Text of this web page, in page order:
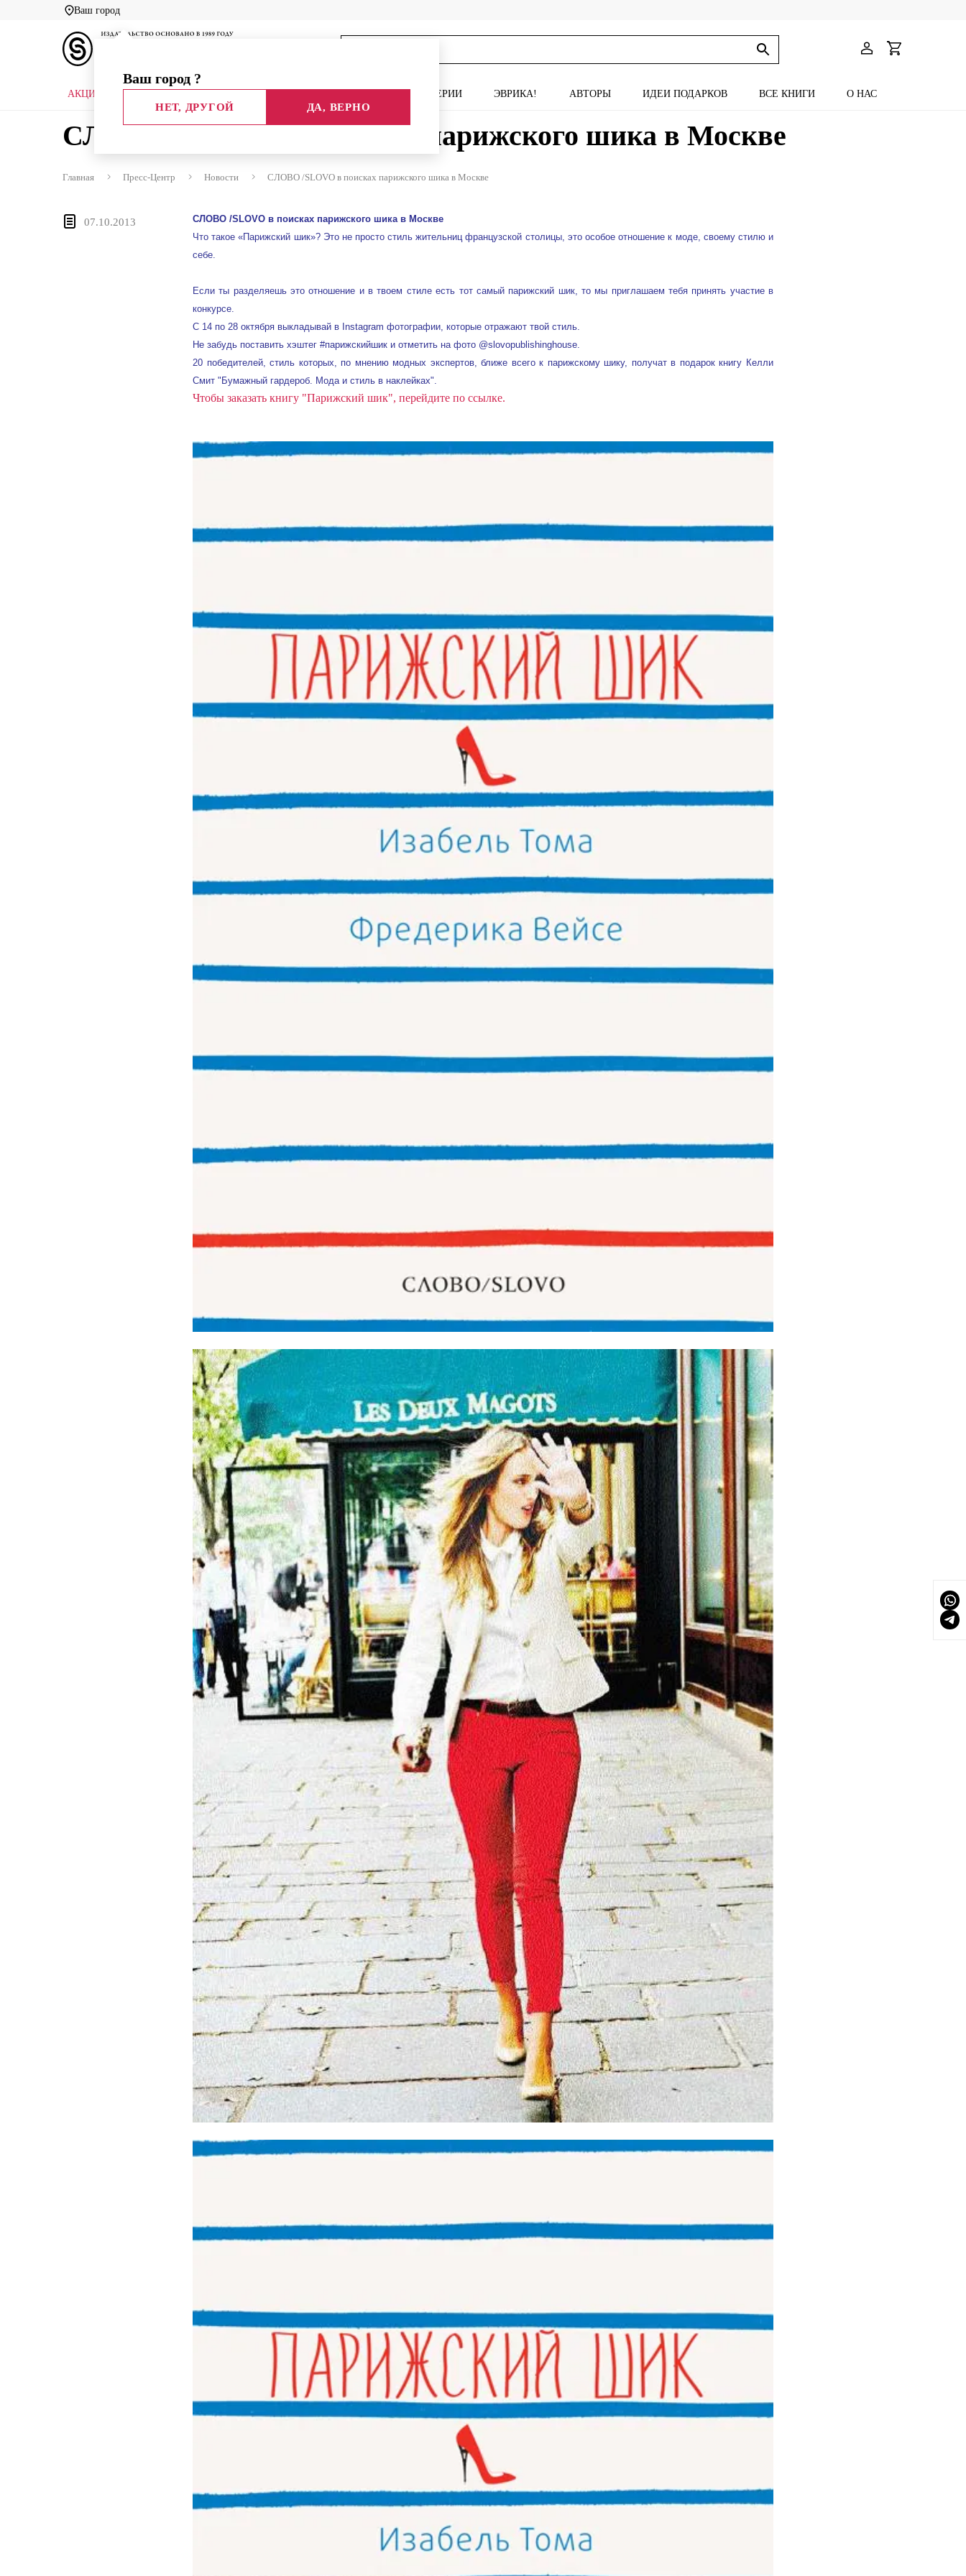
Ваш город
Ваш город ?
НЕТ, ДРУГОЙ ДА, ВЕРНО
АКЦИИ СЕРИИ ЭВРИКА! АВТОРЫ ИДЕИ ПОДАРКОВ ВСЕ КНИГИ О НАС
СЛОВО /SLOVO в поисках парижского шика в Москве
Главная Пресс-Центр Новости СЛОВО /SLOVO в поисках парижского шика в Москве
07.10.2013
СЛОВО /SLOVO в поисках парижского шика в Москве
Что такое «Парижский шик»? Это не просто стиль жительниц французской столицы, это особое отношение к моде, своему стилю и
себе.
Если ты разделяешь это отношение и в твоем стиле есть тот самый парижский шик, то мы приглашаем тебя принять участие в
конкурсе.
С 14 по 28 октября выкладывай в Instagram фотографии, которые отражают твой стиль.
Не забудь поставить хэштег #парижскийшик и отметить на фото @slovopublishinghouse.
20 победителей, стиль которых, по мнению модных экспертов, ближе всего к парижскому шику, получат в подарок книгу Келли
Смит "Бумажный гардероб. Мода и стиль в наклейках".
Чтобы заказать книгу "Парижский шик", перейдите по ссылке.